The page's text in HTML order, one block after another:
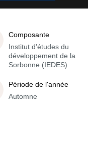
Composante
Institut d'études du
développement de la
Sorbonne (IEDES)
Période de l'année
Automne